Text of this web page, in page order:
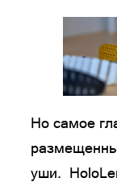
Но самое
уши.